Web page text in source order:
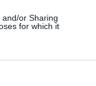
or Sharing
for which it